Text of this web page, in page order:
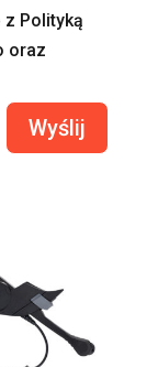
z Polityką
oraz
Wyślij